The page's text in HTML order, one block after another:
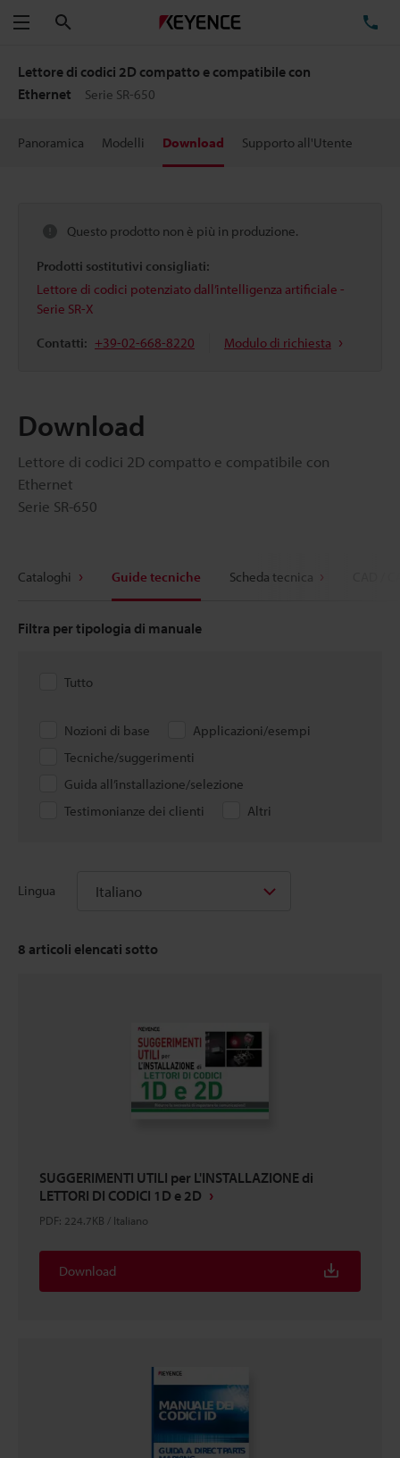
Menu
Lettore di codici 2D compatto e compatibile con
Ethernet
Serie SR-650
Panoramica Modelli Download Supporto all'Utente
Questo prodotto non è più in produzione.
Prodotti sostitutivi consigliati:
Lettore di codici potenziato dall’intelligenza artificiale -
Serie SR-X
Contatti: +39-02-668-8220 Modulo di richiesta
Download
Lettore di codici 2D compatto e compatibile con
Ethernet
Serie SR-650
Cataloghi Guide tecniche Scheda tecnica
Filtra per tipologia di manuale
Tutto
Nozioni di base
Applicazioni/esempi
Tecniche/suggerimenti
Guida all’installazione/selezione
Testimonianze dei clienti
Altri
Lingua Italiano
8 articoli elencati sotto
SUGGERIMENTI UTILI per L'INSTALLAZIONE di
LETTORI DI CODICI 1D e 2D
PDF: 224.7KB / Italiano
Download